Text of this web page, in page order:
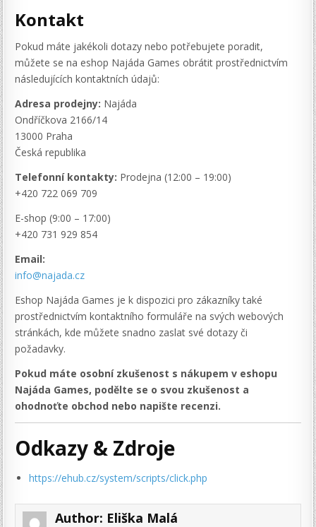
Kontakt
Pokud máte jakékoli dotazy nebo potřebujete poradit,
můžete se na eshop Najáda Games obrátit prostřednictvím
následujících kontaktních údajů:
Adresa prodejny: Najáda
Ondříčkova 2166/14
13000 Praha
Česká republika
Telefonní kontakty: Prodejna (12:00 – 19:00)
+420 722 069 709
E-shop (9:00 – 17:00)
+420 731 929 854
Email:
info@najada.cz
Eshop Najáda Games je k dispozici pro zákazníky také
prostřednictvím kontaktního formuláře na svých webových
stránkách, kde můžete snadno zaslat své dotazy či
požadavky.
Pokud máte osobní zkušenost s nákupem v eshopu
Najáda Games, podělte se o svou zkušenost a
ohodnoťte obchod nebo napište recenzi.
Odkazy & Zdroje
https://ehub.cz/system/scripts/click.php
Author: Eliška Malá